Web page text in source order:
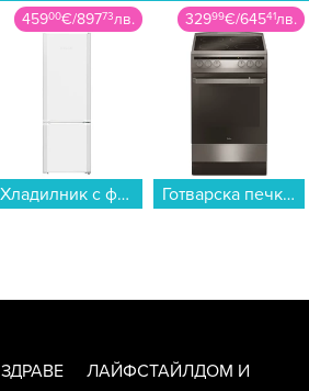
32999€/64541лв.
Готварска печка (ток) AMICA 508CE2.30EH(XV) , Керамични...
39999€/78232лв.
Хладилник с фризер Crown CBN444DIX/DIS , 320 l, E , No Frost , Инокс...
ЗДРАВЕ ЛАЙФСТАЙЛДОМ И